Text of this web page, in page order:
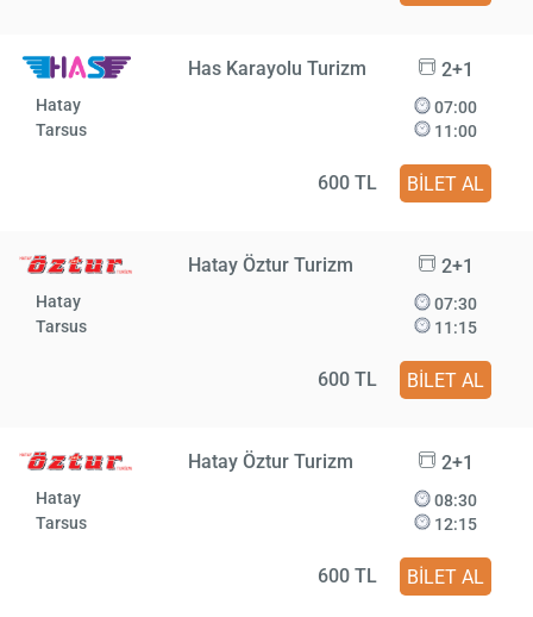
Has Karayolu Turizm 2+1
Hatay
Tarsus
07:00
11:00
600 TL BİLET AL
Hatay Öztur Turizm 2+1
Hatay
Tarsus
07:30
11:15
600 TL BİLET AL
Hatay Öztur Turizm 2+1
Hatay
Tarsus
08:30
12:15
600 TL BİLET AL